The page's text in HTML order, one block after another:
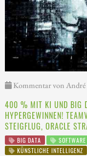
Kommentar von
400 % MIT KI UND BIG
HYPERGEWINNEN!
STEIGFLUG, ORACLE
BIG DATA SOFTWARE
KÜNSTLICHE INTELLIGENZ